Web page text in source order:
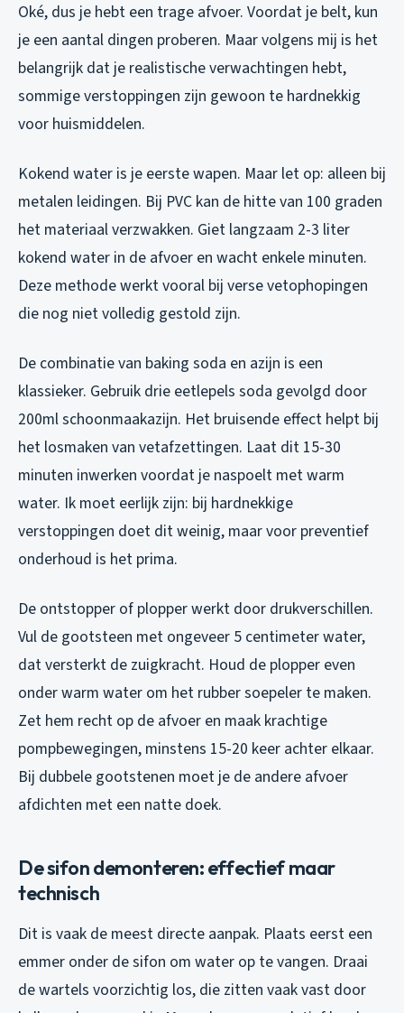
Oké, dus je hebt een trage afvoer. Voordat je belt, kun
je een aantal dingen proberen. Maar volgens mij is het
belangrijk dat je realistische verwachtingen hebt,
sommige verstoppingen zijn gewoon te hardnekkig
voor huismiddelen.
Kokend water is je eerste wapen. Maar let op: alleen bij
metalen leidingen. Bij PVC kan de hitte van 100 graden
het materiaal verzwakken. Giet langzaam 2-3 liter
kokend water in de afvoer en wacht enkele minuten.
Deze methode werkt vooral bij verse vetophopingen
die nog niet volledig gestold zijn.
De combinatie van baking soda en azijn is een
klassieker. Gebruik drie eetlepels soda gevolgd door
200ml schoonmaakazijn. Het bruisende effect helpt bij
het losmaken van vetafzettingen. Laat dit 15-30
minuten inwerken voordat je naspoelt met warm
water. Ik moet eerlijk zijn: bij hardnekkige
verstoppingen doet dit weinig, maar voor preventief
onderhoud is het prima.
De ontstopper of plopper werkt door drukverschillen.
Vul de gootsteen met ongeveer 5 centimeter water,
dat versterkt de zuigkracht. Houd de plopper even
onder warm water om het rubber soepeler te maken.
Zet hem recht op de afvoer en maak krachtige
pompbewegingen, minstens 15-20 keer achter elkaar.
Bij dubbele gootstenen moet je de andere afvoer
afdichten met een natte doek.
De sifon demonteren: effectief maar
technisch
Dit is vaak de meest directe aanpak. Plaats eerst een
emmer onder de sifon om water op te vangen. Draai
de wartels voorzichtig los, die zitten vaak vast door